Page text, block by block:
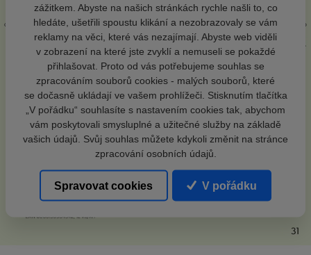
zážitkem. Abyste na našich stránkách rychle našli to, co
hledáte, ušetřili spoustu klikání a nezobrazovaly se vám
reklamy na věci, které vás nezajímají. Abyste web viděli
v zobrazení na které jste zvyklí a nemuseli se pokaždé
přihlašovat. Proto od vás potřebujeme souhlas se
zpracováním souborů cookies - malých souborů, které
se dočasně ukládají ve vašem prohlížeči. Stisknutím tlačítka
„V pořádku“ souhlasíte s nastavením cookies tak, abychom
vám poskytovali smysluplné a užitečné služby na základě
vašich údajů. Svůj souhlas můžete kdykoli změnit na stránce
zpracování osobních údajů.
Spravovat cookies V pořádku